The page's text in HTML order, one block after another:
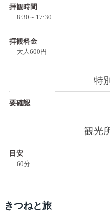
拝観時間
8:30～17:30
拝観料金
大人600円
特
要確認
観光
目安
60分
きつねと旅